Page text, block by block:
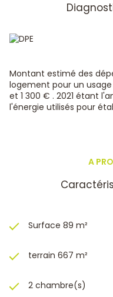
Taxe foncière : 1000€
www.georisques.gouv.fr
Carte de collaborateur
Immatriculé au RCS sous
N° de police
Montant estimé des
logement pour un
et 1 300 € . 2021 étant
l'énergie utilisés pour
A
Surface 89 m²
terrain 667 m²
2 chambre(s)